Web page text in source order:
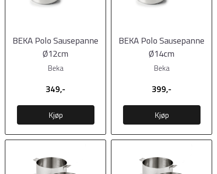
BEKA Polo Sausepanne
Ø12cm
Beka
349,-
Kjøp
BEKA Polo Sausepanne
Ø14cm
Beka
399,-
Kjøp